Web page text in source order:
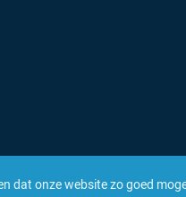
dat onze website zo goed